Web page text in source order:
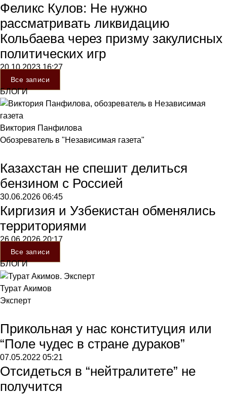
Феликс Кулов: Не нужно
рассматривать ликвидацию
Кольбаева через призму закулисных
политических игр
20.10.202316:27
Все записи
БЛОГИ
Виктория Панфилова
Обозреватель в "Независимая газета"
Казахстан не спешит делиться
бензином с Россией
30.06.2026 06:45
Киргизия и Узбекистан обменялись
территориями
26.06.202620:17
Все записи
БЛОГИ
Турат Акимов
Эксперт
Прикольная у нас конституция или
“Поле чудес в стране дураков”
07.05.2022 05:21
Отсидеться в “нейтралитете” не
получится